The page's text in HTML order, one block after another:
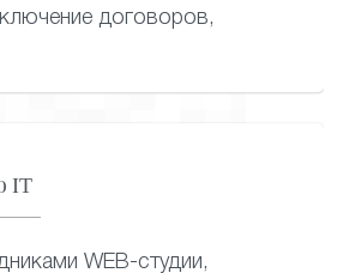
договоров,
IT
WEB-студии,